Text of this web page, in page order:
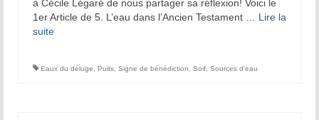
à Cécile Légaré de nous partager sa réflexion! Voici le
1er Article de 5. L’eau dans l’Ancien Testament … Lire la
suite­­
Eaux du déluge, Puits, Signe de bénédiction, Soif, Sources d'eau